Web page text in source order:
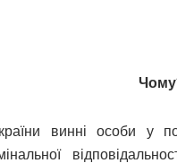
винні особи у